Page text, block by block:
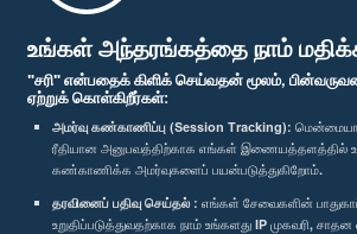
உங்கள் அந்தரங்கத்தை நாம்
"சரி" என்பதைக் கிளிக் செய்வதன் மூலம்,
ஏற்றுக் கொள்கிறீர்கள்:
அமர்வு கண்காணிப்பு (Session Tracking):
ரீதியான அனுபவத்திற்காக எங்கள் இணையத்தளத்தில்
கண்காணிக்க அமர்வுகளைப் பயன்படுத்துகிறோம்.
தரவினைப் பதிவு செய்தல் : எங்கள் சேவைகளின்
உறுதிப்படுத்துவதற்காக நாம் உங்களது IP முகவரி,
பி.ப. 2:00 - பி.ப. 2:28
பி.ப. 2:28 - பி.ப. 2:36
பாராளுமன்ற கையடக்க செயலி
எம்மை பின்தொடர்க :
விருதுகள்